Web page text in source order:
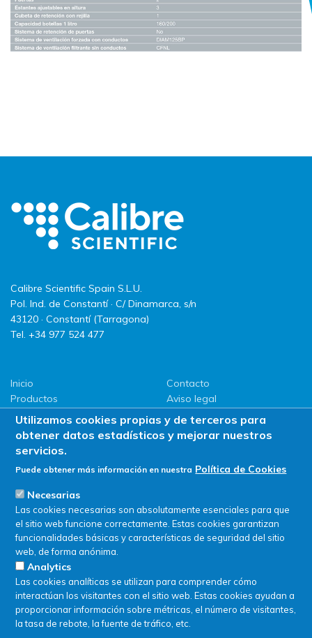
Calibre Scientific Spain S.L.U.
Pol. Ind. de Constantí · C/ Dinamarca, s/n
43120 · Constantí (Tarragona)
Tel. +34 977 524 477
Inicio
Productos
LLG
Promociones
ServiSAT
Contacto
Aviso legal
Política de privacidad
Política de Cookies
Utilizamos cookies propias y de terceros para
obtener datos estadísticos y mejorar nuestros
servicios.
Puede obtener más información en nuestra Política de Cookies
Necesarias
Las cookies necesarias son absolutamente esenciales para que
el sitio web funcione correctamente. Estas cookies garantizan
funcionalidades básicas y características de seguridad del sitio
web, de forma anónima.
Analytics
Las cookies analíticas se utilizan para comprender cómo
interactúan los visitantes con el sitio web. Estas cookies ayudan a
proporcionar información sobre métricas, el número de visitantes,
la tasa de rebote, la fuente de tráfico, etc.